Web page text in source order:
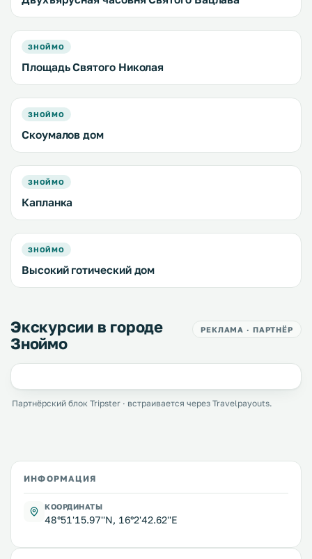
ЗНОЙМО
Площадь Святого Николая
ЗНОЙМО
Скоумалов дом
ЗНОЙМО
Капланка
ЗНОЙМО
Высокий готический дом
Экскурсии в городе
Зноймо
РЕКЛАМА · ПАРТНЁР
Партнёрский блок Tripster · встраивается через Travelpayouts.
ИНФОРМАЦИЯ
КООРДИНАТЫ
48°51'15.97''N, 16°2'42.62''E